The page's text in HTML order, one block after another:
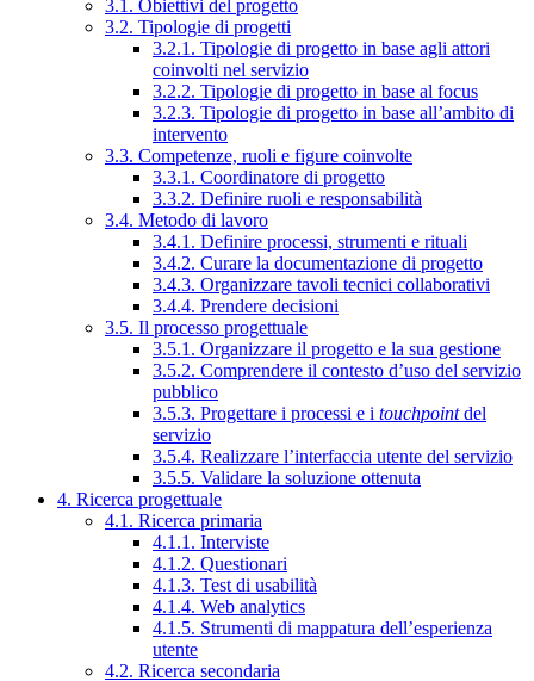
3.1. Obiettivi del progetto
3.2. Tipologie di progetti
3.2.1. Tipologie di progetto in base agli attori
coinvolti nel servizio
3.2.2. Tipologie di progetto in base al focus
3.2.3. Tipologie di progetto in base all’ambito di
intervento
3.3. Competenze, ruoli e figure coinvolte
3.3.1. Coordinatore di progetto
3.3.2. Definire ruoli e responsabilità
3.4. Metodo di lavoro
3.4.1. Definire processi, strumenti e rituali
3.4.2. Curare la documentazione di progetto
3.4.3. Organizzare tavoli tecnici collaborativi
3.4.4. Prendere decisioni
3.5. Il processo progettuale
3.5.1. Organizzare il progetto e la sua gestione
3.5.2. Comprendere il contesto d’uso del servizio
pubblico
3.5.3. Progettare i processi e i touchpointdel
servizio
3.5.4. Realizzare l’interfaccia utente del servizio
3.5.5. Validare la soluzione ottenuta
4. Ricerca progettuale
4.1. Ricerca primaria
4.1.1. Interviste
4.1.2. Questionari
4.1.3. Test di usabilità
4.1.4. Web analytics
4.1.5. Strumenti di mappatura dell’esperienza
utente
4.2. Ricerca secondaria